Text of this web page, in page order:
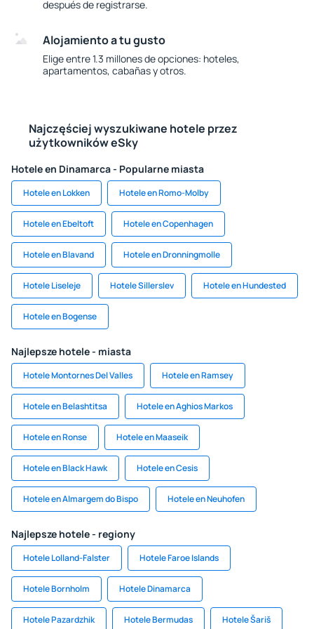
después de registrarse.
Alojamiento a tu gusto
Elige entre 1.3 millones de opciones: hoteles,
apartamentos, cabañas y otros.
Najczęściej wyszukiwane hotele przez
użytkowników eSky
Hotele en Dinamarca - Popularne miasta
Hotele en Lokken Hotele en Romo-Molby
Hotele en Ebeltoft Hotele en Copenhagen
Hotele en Blavand Hotele en Dronningmolle
Hotele Liseleje Hotele Sillerslev Hotele en Hundested
Hotele en Bogense
Najlepsze hotele - miasta
Hotele Montornes Del Valles Hotele en Ramsey
Hotele en Belashtitsa Hotele en Aghios Markos
Hotele en Ronse Hotele en Maaseik
Hotele en Black Hawk Hotele en Cesis
Hotele en Almargem do Bispo Hotele en Neuhofen
Najlepsze hotele - regiony
Hotele Lolland-Falster Hotele Faroe Islands
Hotele Bornholm Hotele Dinamarca
Hotele Pazardzhik Hotele Bermudas Hotele Šariš